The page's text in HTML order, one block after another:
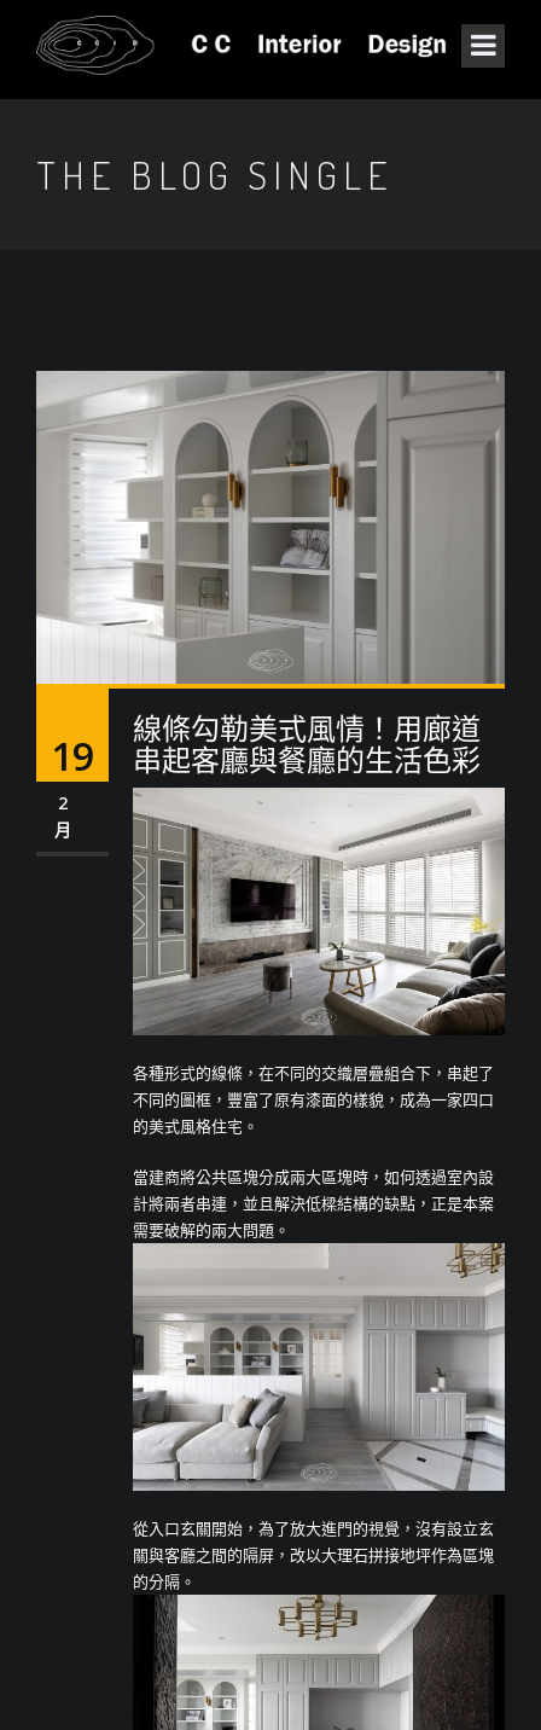
THE BLOG SINGLE
19
2
月
線條勾勒美式風情！用廊道
串起客廳與餐廳的生活色彩
各種形式的線條，在不同的交織層疊組合下，串起了
不同的圖框，豐富了原有漆面的樣貌，成為一家四口
的美式風格住宅。
當建商將公共區塊分成兩大區塊時，如何透過室內設
計將兩者串連，並且解決低樑結構的缺點，正是本案
需要破解的兩大問題。
從入口玄關開始，為了放大進門的視覺，沒有設立玄
關與客廳之間的隔屏，改以大理石拼接地坪作為區塊
的分隔。